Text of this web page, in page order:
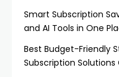
Smart Subscription
and AI Tools in One
Best Budget-Friendly
Subscription Solutions